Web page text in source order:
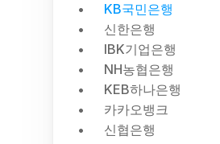
KB국민은행
신한은행
IBK기업은행
NH농협은행
KEB하나은행
카카오뱅크
신협은행